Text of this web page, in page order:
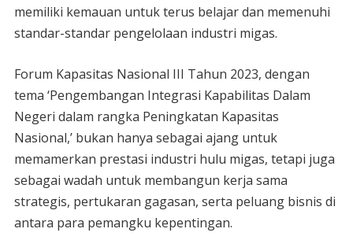
memiliki kemauan untuk terus belajar dan memenuhi
standar-standar pengelolaan industri migas.
Forum Kapasitas Nasional III Tahun 2023, dengan
tema ‘Pengembangan Integrasi Kapabilitas Dalam
Negeri dalam rangka Peningkatan Kapasitas
Nasional,’ bukan hanya sebagai ajang untuk
memamerkan prestasi industri hulu migas, tetapi juga
sebagai wadah untuk membangun kerja sama
strategis, pertukaran gagasan, serta peluang bisnis di
antara para pemangku kepentingan.